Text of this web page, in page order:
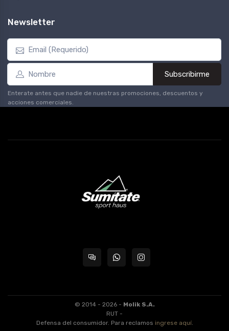
Newsletter
Subscribirme
Enterate antes que nadie de nuestras promociones, descuentos y
acciones comerciales.
© 2014 - 2026 - Molik S.A.
RUT -
Defensa del consumidor. Para reclamos ingrese aquí.